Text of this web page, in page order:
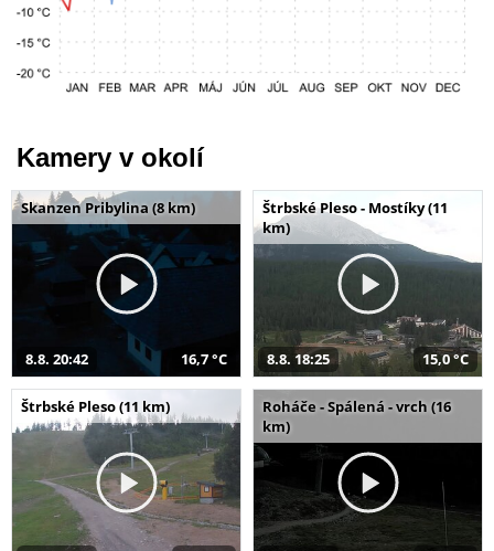
Kamery v okolí
Skanzen Pribylina (8 km)
8.8. 20:42 16,7 °C
Štrbské Pleso - Mostíky (11
km)
8.8. 18:25 15,0 °C
Štrbské Pleso (11 km)
Roháče - Spálená - vrch (16
km)